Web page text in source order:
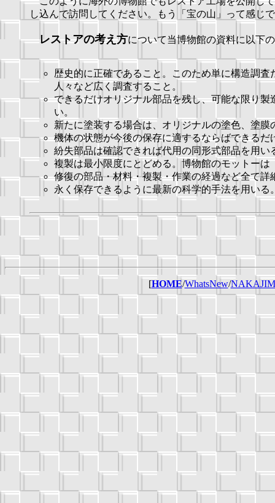
し込んで訪問してください。もう「宝の山」って感じ
レストアの考え方について当博物館の資料に以下
歴史的に正確であること。このため単に構造調
人々など広く調査すること。
できるだけオリジナル部品を残し、可能な限り
い。
新たに塗装する場合は、オリジナルの塗色、塗膜
機体の状態が今後の保存に適するならばできるだ
紛失部品は確認できれば代用の同形式部品を用
複製は最小限度にとどめる。博物館のモットーは
修復の部品・材料・複製・作業の経過など全て詳
永く保存できるように最新の科学的手法を用いる
[HOME/WhatsNew/